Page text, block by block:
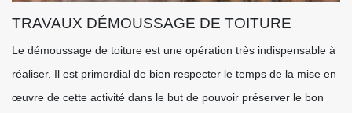
TRAVAUX DÉMOUSSAGE DE TOITURE
Le démoussage de toiture est une opération très indispensable à
réaliser. Il est primordial de bien respecter le temps de la mise en
œuvre de cette activité dans le but de pouvoir préserver le bon